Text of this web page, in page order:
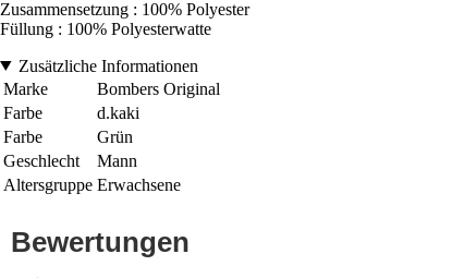
Zusammensetzung : 100% Polyester
Füllung : 100% Polyesterwatte
Zusätzliche Informationen
Marke
Bombers Original
Farbe
d.kaki
Farbe
Grün
Geschlecht
Mann
Altersgruppe Erwachsene